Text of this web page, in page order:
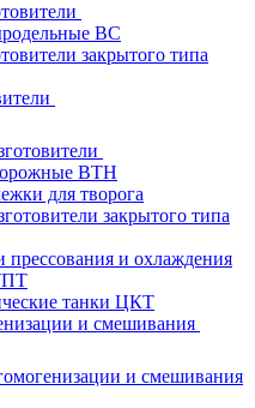
ВС
закрытого типа
ВТН
для творога
закрытого типа
прессования и охлаждения
танки ЦКТ
и смешивания
и смешивания